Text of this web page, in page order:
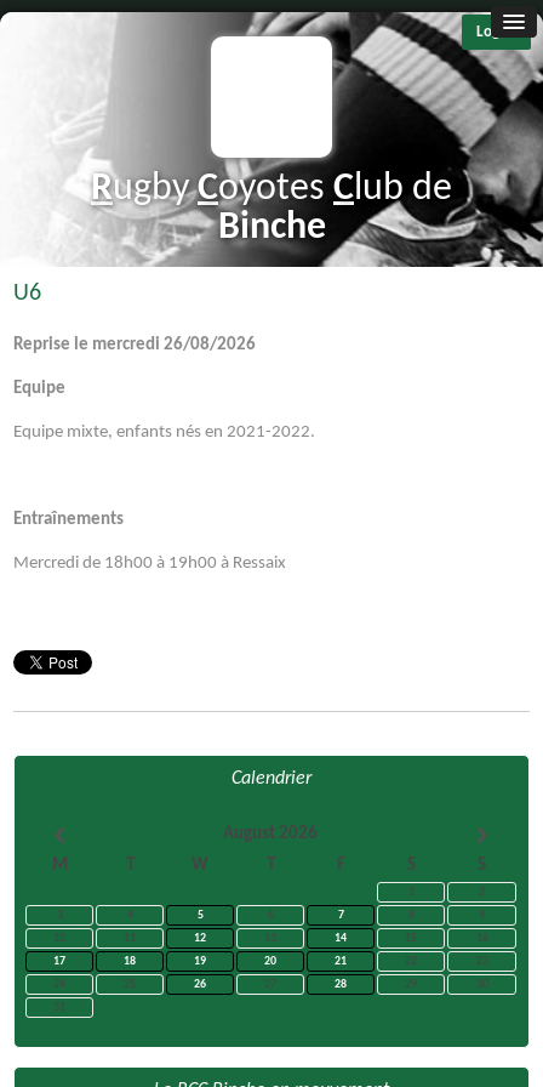
Log in
RugbyCoyotes Club de
Binche
U6
Reprise le mercredi 26/08/2026
Equipe
Equipe mixte, enfants nés en 2021-2022.
Entraînements
Mercredi de 18h00 à 19h00 à Ressaix
Calendrier
August 2026
M
T W T F S S
1
2
3
4 5 6 7 8
9
10
11 12 13 14 15
16
17
18 19 20 21 22
23
24
25 26 27 28 29
30
31